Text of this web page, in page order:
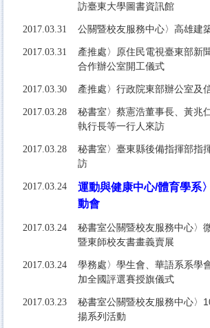
訪臺東大學圖書資訊館
2017.03.31 公關暨校友服務中心〉高雄建
2017.03.31
產推處〉原住民電視臺東部新
合作辦公室開工儀式
2017.03.30 產推處〉行政院東部辦公室及
2017.03.28
秘書室〉蔡憲浩董事長、黃兆
執行長等一行人來訪
2017.03.28
秘書室〉臺東縣後備指揮部指
訪
2017.03.24
運動與健康中心/體育學系
動會
2017.03.24
秘書室公關暨校友服務中心〉
暨東師校友書畫義賣展
2017.03.24
學務處〉學生會、華語系系學
加全國評選賽授旗儀式
2017.03.23
秘書室公關暨校友服務中心〉
揚系列活動